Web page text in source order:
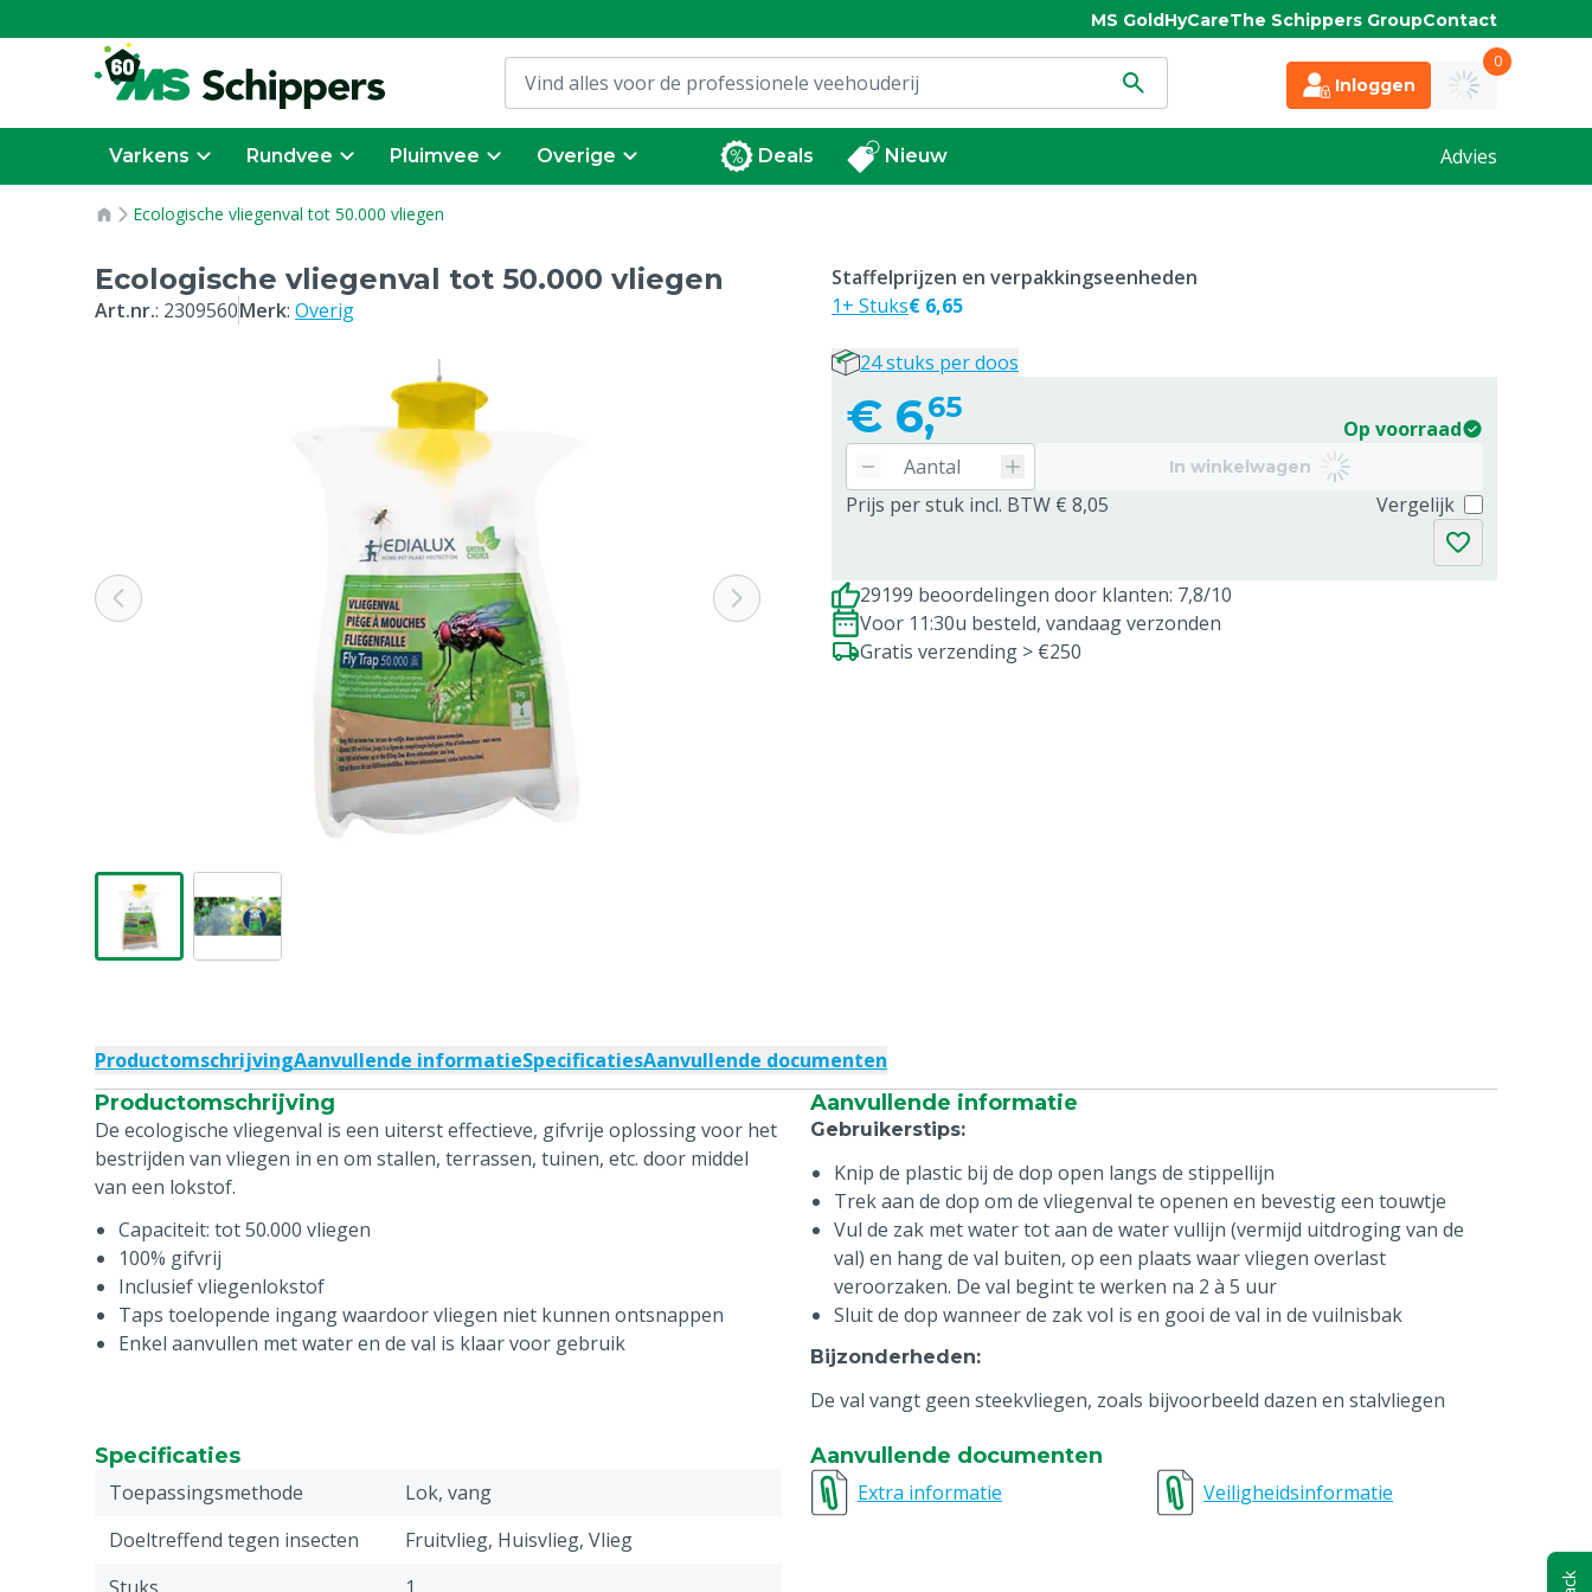
MS GoldHyCareThe Schippers GroupContact
Inloggen
0
Varkens Rundvee Pluimvee Overige Deals Nieuw Advies
Ecologische vliegenval tot 50.000 vliegen
Ecologische vliegenval tot 50.000 vliegen
Art.nr.: 2309560Merk: Overig
€ 6,65
Op voorraad
In winkelwagen
Prijs per stuk incl. BTW € 8,05 Vergelijk
Staffelprijzen en verpakkingseenheden
1+ Stuks€ 6,65
24 stuks per doos
29199 beoordelingen door klanten: 7,8/10
Voor 11:30u besteld, vandaag verzonden
Gratis verzending > €250
ProductomschrijvingAanvullende informatieSpecificatiesAanvullende documenten
Productomschrijving
De ecologische vliegenval is een uiterst effectieve, gifvrije oplossing voor het
bestrijden van vliegen in en om stallen, terrassen, tuinen, etc. door middel
van een lokstof.
Capaciteit: tot 50.000 vliegen
100% gifvrij
Inclusief vliegenlokstof
Taps toelopende ingang waardoor vliegen niet kunnen ontsnappen
Enkel aanvullen met water en de val is klaar voor gebruik
Aanvullende informatie
Gebruikerstips:
Knip de plastic bij de dop open langs de stippellijn
Trek aan de dop om de vliegenval te openen en bevestig een touwtje
Vul de zak met water tot aan de water vullijn (vermijd uitdroging van de
val) en hang de val buiten, op een plaats waar vliegen overlast
veroorzaken. De val begint te werken na 2 à 5 uur
Sluit de dop wanneer de zak vol is en gooi de val in de vuilnisbak
Bijzonderheden:
De val vangt geen steekvliegen, zoals bijvoorbeeld dazen en stalvliegen
Specificaties
Toepassingsmethode
Lok, vang
Doeltreffend tegen insecten
Fruitvlieg, Huisvlieg, Vlieg
Aanvullende documenten
Extra informatie
Veiligheidsinformatie